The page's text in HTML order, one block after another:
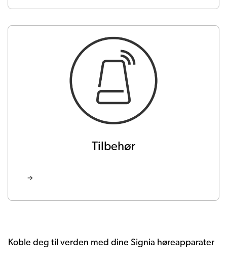
Tilbehør
Koble deg til verden med dine Signia høreapparater